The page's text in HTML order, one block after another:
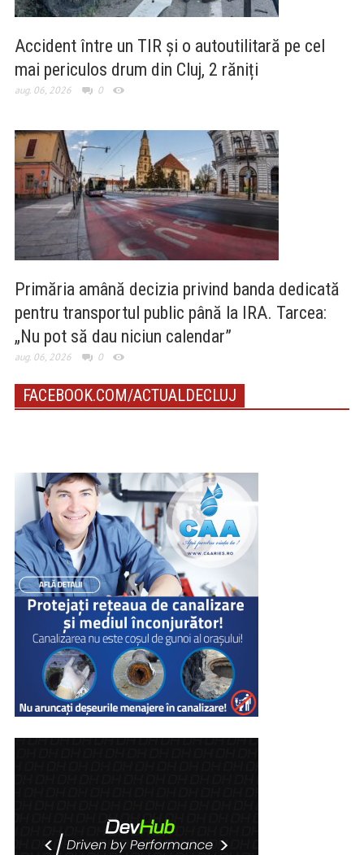
Accident între un TIR și o autoutilitară pe cel
mai periculos drum din Cluj, 2 răniți
aug. 06, 2026 0
Primăria amână decizia privind banda dedicată
pentru transportul public până la IRA. Tarcea:
„Nu pot să dau niciun calendar”
aug. 06, 2026 0
FACEBOOK.COM/ACTUALDECLUJ